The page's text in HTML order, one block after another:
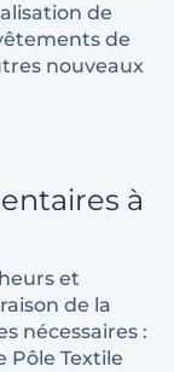
de
de
nouveaux
à
et
de la
nécessaires :
Pôle Textile